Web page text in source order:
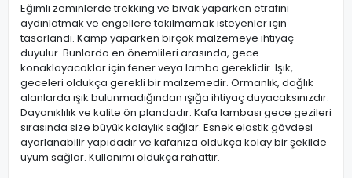
Eğimli zeminlerde trekking ve bivak yaparken etrafını
aydınlatmak ve engellere takılmamak isteyenler için
tasarlandı. Kamp yaparken birçok malzemeye ihtiyaç
duyulur. Bunlarda en önemlileri arasında, gece
konaklayacaklar için fener veya lamba gereklidir. Işık,
geceleri oldukça gerekli bir malzemedir. Ormanlık, dağlık
alanlarda ışık bulunmadığından ışığa ihtiyaç duyacaksınızdır.
Dayanıklılık ve kalite ön plandadır. Kafa lambası gece gezileri
sırasında size büyük kolaylık sağlar. Esnek elastik gövdesi
ayarlanabilir yapıdadır ve kafanıza oldukça kolay bir şekilde
uyum sağlar. Kullanımı oldukça rahattır.